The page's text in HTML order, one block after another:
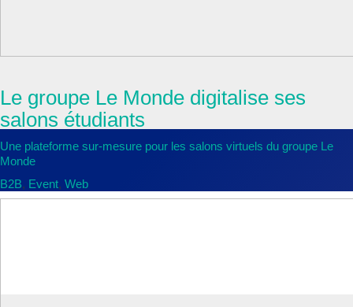
Le groupe Le Monde digitalise ses
salons étudiants
Une plateforme sur-mesure pour les salons virtuels du groupe Le
Monde
B2B, Event, Web